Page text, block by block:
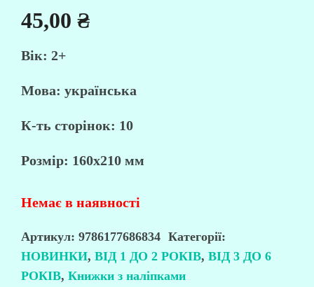
45,00 ₴
Вік: 2+
Мова: українська
К-ть сторінок: 10
Розмір: 160х210 мм
Немає в наявності
Артикул: 9786177686834 Категорії:
НОВИНКИ, ВІД 1 ДО 2 РОКІВ, ВІД 3 ДО 6
РОКІВ, Книжки з наліпками